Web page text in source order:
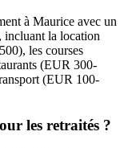
à Maurice avec un
incluant la location
les courses
(EUR 300-
(EUR 100-
les retraités ?